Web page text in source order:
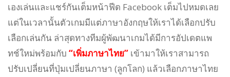
เองเล่นและแชร์กันเต็มหน้าฟีด Facebook เต็มไปหมดเลย
แต่ในเวลานั้นตัวเกมมีแต่ภาษาอังกฤษให้เราได้เลือกปรับ
เลือกเล่นกัน ล่าสุดทางทีมผู้พัฒนาเกมได้มีการอัปเดตแพ
ทช์ใหม่พร้อมกับ “เพิ่มภาษาไทย” เข้ามาให้เราสามารถ
ปรับเปลี่ยนที่ปุ่มเปลี่ยนภาษา (ลูกโลก) แล้วเลือกภาษาไทย